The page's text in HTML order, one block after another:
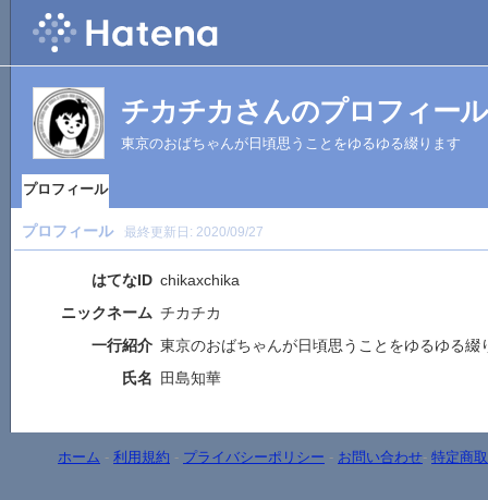
チカチカさんのプロフィール
東京のおばちゃんが日頃思うことをゆるゆる綴ります
プロフィール
プロフィール 最終更新日: 2020/09/27
はてなID chikaxchika
ニックネーム チカチカ
一行紹介 東京のおばちゃんが日頃思うことをゆるゆる綴
氏名
田島知華
ホーム - 利用規約 - プライバシーポリシー - お問い合わせ- 特定商